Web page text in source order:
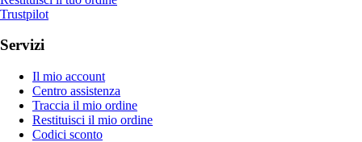
Trustpilot
Servizi
Il mio account
Centro assistenza
Traccia il mio ordine
Restituisci il mio ordine
Codici sconto